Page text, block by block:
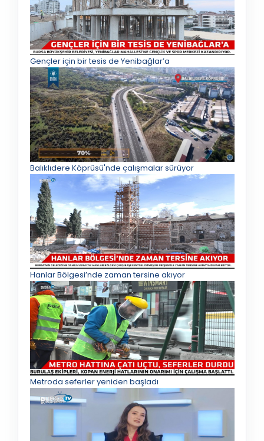
Gençler için bir tesis de Yenibağlar’a
Balıklıdere Köprüsü'nde çalışmalar sürüyor
Hanlar Bölgesi’nde zaman tersine akıyor
Metroda seferler yeniden başladı